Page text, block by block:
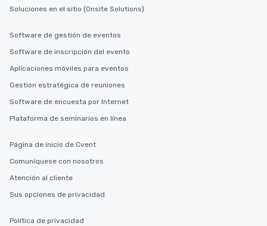
Soluciones en el sitio (Onsite Solutions)
Software de gestión de eventos
Software de inscripción del evento
Aplicaciones móviles para eventos
Gestión estratégica de reuniones
Software de encuesta por Internet
Plataforma de seminarios en línea
Página de inicio de Cvent
Comuníquese con nosotros
Atención al cliente
Sus opciones de privacidad
Política de privacidad